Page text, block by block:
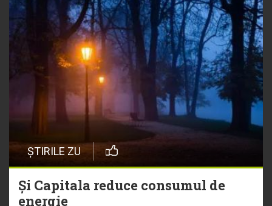
ȘTIRILE ZU
Și Capitala reduce consumul de
energie